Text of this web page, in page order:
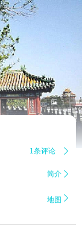
 1
1条评论 
简介 
地图 